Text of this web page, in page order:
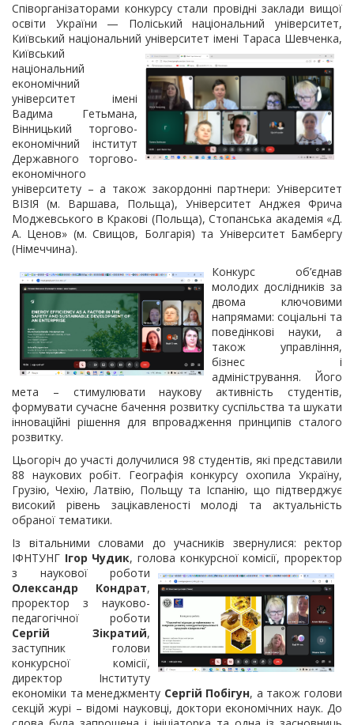
Співорганізаторами конкурсу стали провідні заклади вищої
освіти України — Поліський національний університет,
Київський національний університет імені Тараса Шевченка,
Київський
національний
економічний
університет імені
Вадима Гетьмана,
Вінницький торгово-
економічний інститут
Державного торгово-
економічного
університету – а також закордонні партнери: Університет
ВІЗІЯ (м. Варшава, Польща), Університет Анджея Фрича
Моджевського в Кракові (Польща), Стопанська академія «Д.
А. Ценов» (м. Свищов, Болгарія) та Університет Бамбергу
(Німеччина).
Конкурс об’єднав
молодих дослідників за
двома ключовими
напрямами: соціальні та
поведінкові науки, а
також управління,
бізнес і
адміністрування. Його
мета – стимулювати наукову активність студентів,
формувати сучасне бачення розвитку суспільства та шукати
інноваційні рішення для впровадження принципів сталого
розвитку.
Цьогоріч до участі долучилися 98 студентів, які представили
88 наукових робіт. Географія конкурсу охопила Україну,
Грузію, Чехію, Латвію, Польщу та Іспанію, що підтверджує
високий рівень зацікавленості молоді та актуальність
обраної тематики.
Із вітальними словами до учасників звернулися: ректор
ІФНТУНГ Ігор Чудик, голова конкурсної комісії, проректор
з наукової роботи
Олександр Кондрат,
проректор з науково-
педагогічної роботи
Сергій Зікратий,
заступник голови
конкурсної комісії,
директор Інституту
економіки та менеджменту Сергій Побігун, а також голови
секцій журі – відомі науковці, доктори економічних наук. До